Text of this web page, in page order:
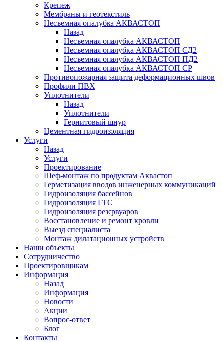
Крепеж
Мембраны и геотекстиль
Несъемная опалубка АКВАСТОП
Назад
Несъемная опалубка АКВАСТОП
Несъемная опалубка АКВАСТОП СД2
Несъемная опалубка АКВАСТОП ПД2
Несъемная опалубка АКВАСТОП СР
Противопожарная защита деформационных швов
Профили ПВХ
Уплотнители
Назад
Уплотнители
Гернитовый шнур
Цементная гидроизоляция
Услуги
Назад
Услуги
Проектирование
Шеф-монтаж по продуктам Аквастоп
Герметизация вводов инженерных коммуникаций
Гидроизоляция бассейнов
Гидроизоляция ГТС
Гидроизоляция резервуаров
Восстановление и ремонт кровли
Выезд специалиста
Монтаж дилатационных устройств
Наши объекты
Сотрудничество
Проектировщикам
Информация
Назад
Информация
Новости
Акции
Вопрос-ответ
Блог
Контакты